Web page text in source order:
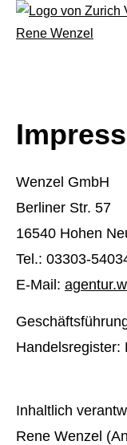
Wenzel GmbH
Berliner Str. 57
16540 Hohen
Tel.: 03303-
E-Mail:
Handelsregister:
Inhaltlich
Rene Wenzel